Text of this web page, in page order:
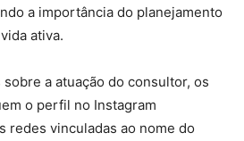
a importância do planejamento
ativa.
a atuação do consultor, os
o perfil no Instagram
redes vinculadas ao nome do